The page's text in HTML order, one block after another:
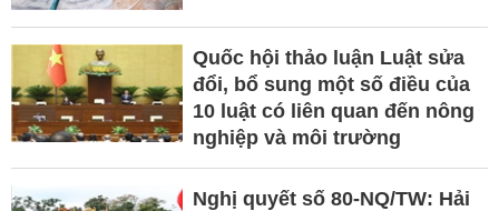
Quốc hội thảo luận Luật sửa
đổi, bổ sung một số điều của
10 luật có liên quan đến nông
nghiệp và môi trường
Nghị quyết số 80-NQ/TW: Hải